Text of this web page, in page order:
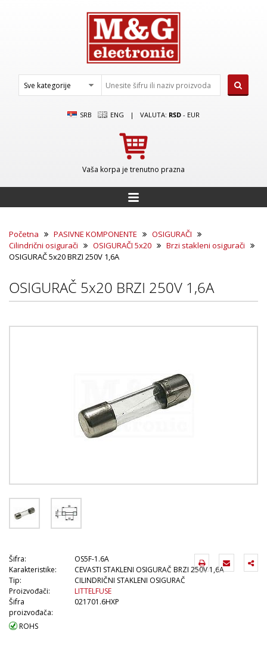
SRB ENG | VALUTA: RSD - EUR
Vaša korpa je trenutno prazna
Početna PASIVNE KOMPONENTE
OSIGURAČI
Cilindrični osigurači
OSIGURAČI 5x20
Brzi stakleni osigurači
OSIGURAČ 5x20 BRZI 250V 1,6A
OSIGURAČ 5x20 BRZI 250V 1,6A
Šifra:
OS5F-1.6A
Karakteristike:
CEVASTI STAKLENI OSIGURAČ BRZI 250V 1,6A
Tip:
CILINDRIČNI STAKLENI OSIGURAČ
Proizvođači:
LITTELFUSE
Šifra
proizvođača:
021701.6HXP
ROHS